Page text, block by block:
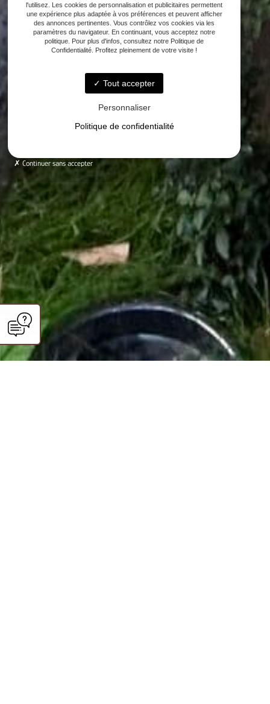
l'utilisez. Les cookies de personnalisation et publicitaires permettent
une expérience plus adaptée à vos préférences et peuvent afficher
des annonces pertinentes. Vous contrôlez vos cookies via les
paramètres du navigateur. En continuant, vous acceptez notre
politique. Pour plus d'infos, consultez notre Politique de
Confidentialité. Profitez pleinement de votre visite !
Tout accepter
Personnaliser
Politique de confidentialité
Continuer sans accepter